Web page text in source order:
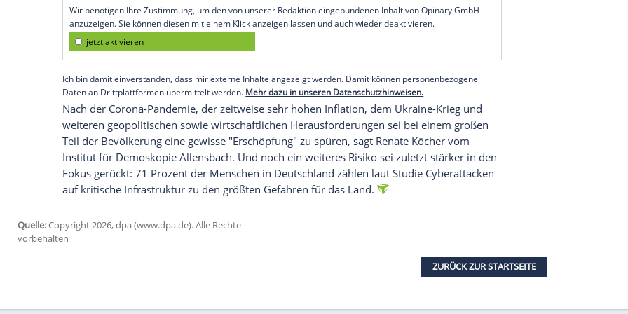
Befragten äußerten sich zu dieser Frage unentschieden.
Terrorgefahr steht nicht mehr so stark im Fokus
Die Ergebnisse der Umfrage zeigen auch, dass sich aktuell nicht mehr so viele Menschen
durch Terroranschläge bedroht fühlen wie noch vor Jahresfrist. Waren es vor Jahresfrist
noch 42 Prozent, so fühlen sich aktuell noch rund 33 Prozent durch Terroranschläge
persönlich bedroht.
Mehr Fokus auf innere Sicherheit?
Dass Fragen der inneren Sicherheit insgesamt für die aktuelle Regierung einen größeren
Stellenwert haben als für die Vorgängerregierung aus SPD, Grünen und FDP, glauben 36
Prozent der Menschen in Deutschland. 44 Prozent sehen hier keinen Unterschied. Neun
Prozent meinen, dass dieses vor allem von Bundesinnenminister Alexander Dobrindt (CSU)